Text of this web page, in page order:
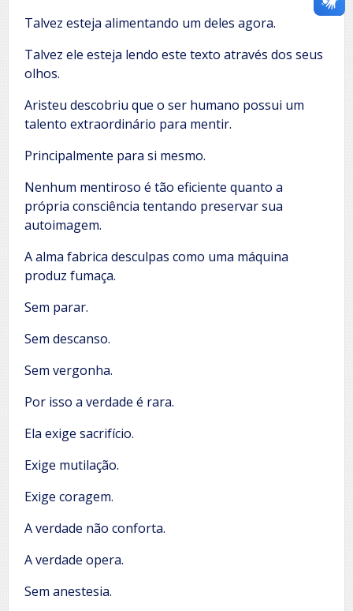
Talvez esteja alimentando um deles agora.
Talvez ele esteja lendo este texto através dos seus
olhos.
Aristeu descobriu que o ser humano possui um
talento extraordinário para mentir.
Principalmente para si mesmo.
Nenhum mentiroso é tão eficiente quanto a
própria consciência tentando preservar sua
autoimagem.
A alma fabrica desculpas como uma máquina
produz fumaça.
Sem parar.
Sem descanso.
Sem vergonha.
Por isso a verdade é rara.
Ela exige sacrifício.
Exige mutilação.
Exige coragem.
A verdade não conforta.
A verdade opera.
Sem anestesia.